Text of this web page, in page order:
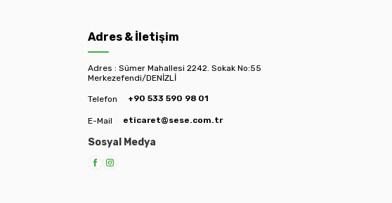
Adres & İletişim
Adres : Sümer Mahallesi 2242. Sokak No:55
Merkezefendi/DENİZLİ
Telefon +90 533 590 98 01
E-Mail eticaret@sese.com.tr
Sosyal Medya